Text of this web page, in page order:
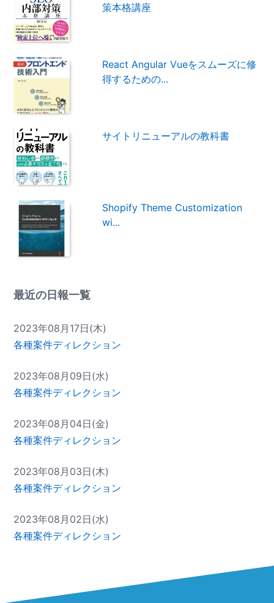
策本格講座
React Angular Vueをスムーズに修
得するための...
サイトリニューアルの教科書
Shopify Theme Customization
wi...
最近の日報一覧
2023年08月17日(木)
各種案件ディレクション
2023年08月09日(水)
各種案件ディレクション
2023年08月04日(金)
各種案件ディレクション
2023年08月03日(木)
各種案件ディレクション
2023年08月02日(水)
各種案件ディレクション